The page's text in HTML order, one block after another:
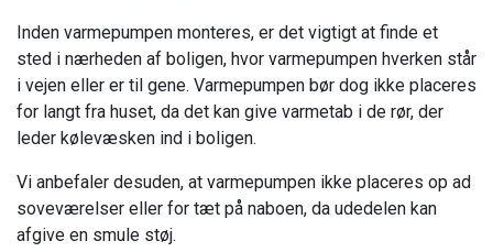
Inden varmepumpen monteres, er det vigtigt at finde et
sted i nærheden af boligen, hvor varmepumpen hverken står
i vejen eller er til gene. Varmepumpen bør dog ikke placeres
for langt fra huset, da det kan give varmetab i de rør, der
leder kølevæsken ind i boligen.
Vi anbefaler desuden, at varmepumpen ikke placeres op ad
soveværelser eller for tæt på naboen, da udedelen kan
afgive en smule støj.